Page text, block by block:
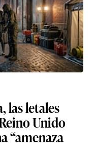
las letales
Unido
“amenaza